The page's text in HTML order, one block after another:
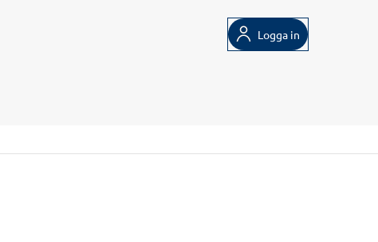
Logga in